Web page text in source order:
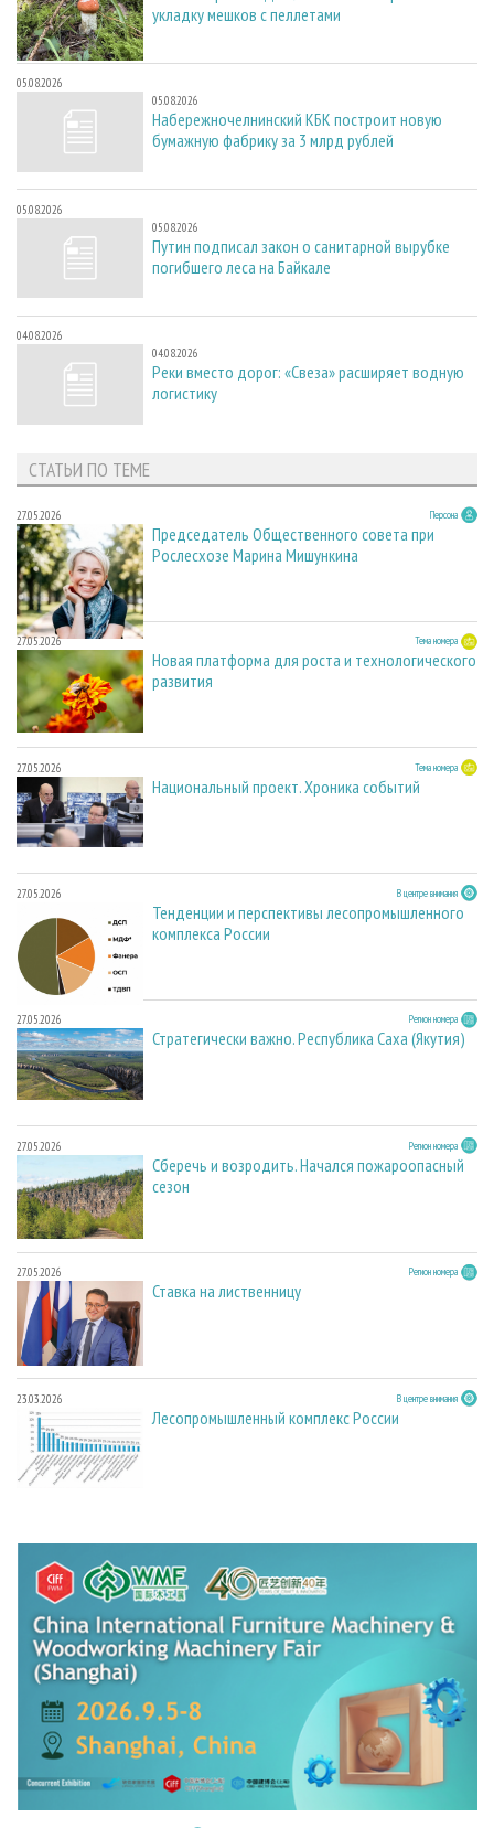
укладку мешков с пеллетами
05.08.2026
05.08.2026
Набережночелнинский КБК построит новую
бумажную фабрику за 3 млрд рублей
05.08.2026
05.08.2026
Путин подписал закон о санитарной вырубке
погибшего леса на Байкале
04.08.2026
04.08.2026
Реки вместо дорог: «Свеза» расширяет водную
логистику
СТАТЬИ ПО ТЕМЕ
27.05.2026 Персона
Председатель Общественного совета при
Рослесхозе Марина Мишункина
27.05.2026 Тема номера
Новая платформа для роста и технологического
развития
27.05.2026 Тема номера
Национальный проект. Хроника событий
27.05.2026 В центре внимания
Тенденции и перспективы лесопромышленного
комплекса России
27.05.2026 Регион номера
Стратегически важно. Республика Саха (Якутия)
27.05.2026 Регион номера
Сберечь и возродить. Начался пожароопасный
сезон
27.05.2026 Регион номера
Ставка на лиственницу
23.03.2026 В центре внимания
Лесопромышленный комплекс России